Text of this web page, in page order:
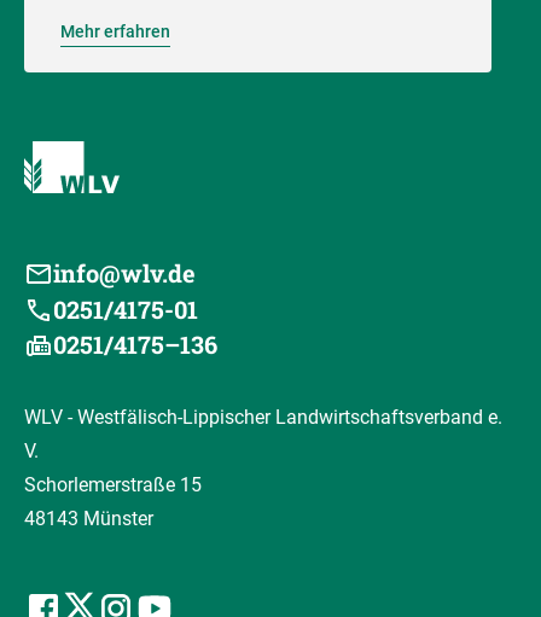
Mehr erfahren
info@wlv.de
0251/4175-01
0251/4175–136
WLV - Westfälisch-Lippischer Landwirtschaftsverband e.
V.
Schorlemerstraße 15
48143 Münster